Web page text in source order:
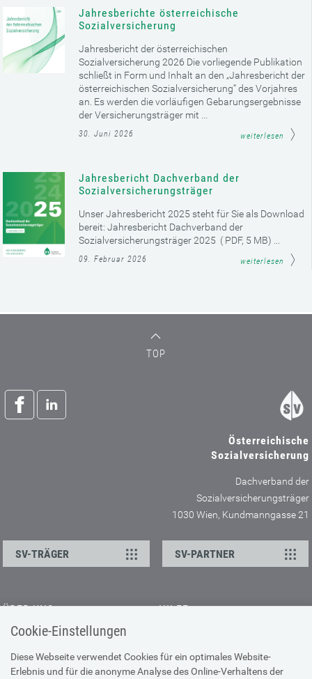
Cookie-Einstellungen
Diese Webseite verwendet Cookies für ein optimales Website-
Erlebnis und für die anonyme Analyse des Online-Verhaltens der
Jahresberichte österreichische
Sozialversicherung
Jahresbericht der österreichischen
Sozialversicherung 2026 Die vorliegende Publikation
schließt in Form und Inhalt an den „Jahresbericht der
österreichischen Sozialversicherung“ des Vorjahres
an. Es werden die vorläufigen Gebarungsergebnisse
der Versicherungsträger mit ...
30. Juni 2026 weiterlesen
Jahresbericht Dachverband der
Sozialversicherungsträger
Unser Jahresbericht 2025 steht für Sie als Download
bereit: Jahresbericht Dachverband der
Sozialversicherungsträger 2025 ( PDF, 5 MB) ...
09. Februar 2026 weiterlesen
TOP
Österreichische
Sozialversicherung
Dachverband der
Sozialversicherungsträger
1030 Wien, Kundmanngasse 21
SV-TRÄGER SV-PARTNER
ÜBER UNS
Kontakt
Offene Stellen
Presse
HILFE
Browser-Info & Sicherheit
Hilfe zur Suche